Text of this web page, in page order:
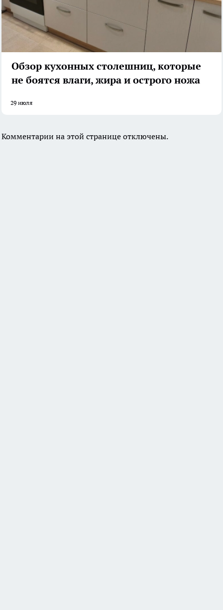
Обзор кухонных столешниц, которые
не боятся влаги, жира и острого ножа
29 июля
Комментарии на этой странице отключены.